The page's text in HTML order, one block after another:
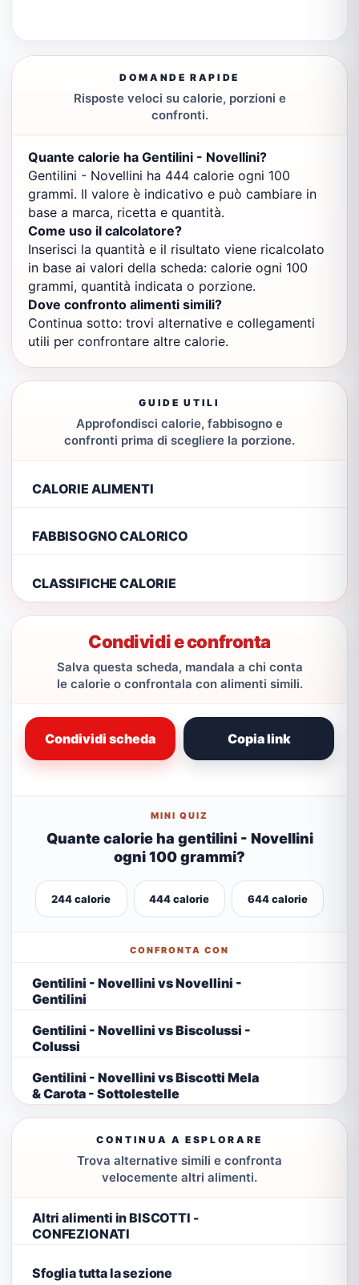
DOMANDE RAPIDE
Risposte veloci su calorie, porzioni e
confronti.
Quante calorie ha Gentilini - Novellini?
Gentilini - Novellini ha 444 calorie ogni 100
grammi. Il valore è indicativo e può cambiare in
base a marca, ricetta e quantità.
Come uso il calcolatore?
Inserisci la quantità e il risultato viene ricalcolato
in base ai valori della scheda: calorie ogni 100
grammi, quantità indicata o porzione.
Dove confronto alimenti simili?
Continua sotto: trovi alternative e collegamenti
utili per confrontare altre calorie.
GUIDE UTILI
Approfondisci calorie, fabbisogno e
confronti prima di scegliere la porzione.
CALORIE ALIMENTI
FABBISOGNO CALORICO
CLASSIFICHE CALORIE
Condividi e confronta
Salva questa scheda, mandala a chi conta
le calorie o confrontala con alimenti simili.
Condividi scheda Copia link
MINI QUIZ
Quante calorie ha gentilini - Novellini
ogni 100 grammi?
244 calorie 444 calorie 644 calorie
CONFRONTA CON
Gentilini - Novellini vs Novellini -
Gentilini
Gentilini - Novellini vs Biscolussi -
Colussi
Gentilini - Novellini vs Biscotti Mela
& Carota - Sottolestelle
CONTINUA A ESPLORARE
Trova alternative simili e confronta
velocemente altri alimenti.
Altri alimenti in BISCOTTI -
CONFEZIONATI
Sfoglia tutta la sezione